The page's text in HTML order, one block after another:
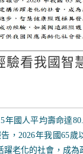
驗看我國智
年國人平均壽命達
，2026年我國65歲
躍老化的社會，成為